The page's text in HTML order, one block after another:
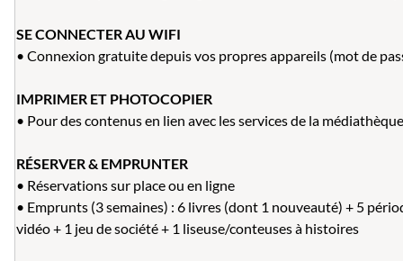
SE CONNECTER AU WIFI
• Connexion gratuite depuis vos propres appareils (mot de
IMPRIMER ET PHOTOCOPIER
• Pour des contenus en lien avec les services de la
RÉSERVER & EMPRUNTER
• Réservations sur place ou en ligne
• Emprunts (3 semaines) : 6 livres (dont 1 nouveauté) + 5
vidéo + 1 jeu de société + 1 liseuse/conteuses à histoires